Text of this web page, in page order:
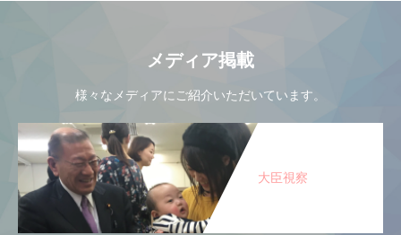
メディア掲載
様々なメディアにご紹介いただいています。
大臣視察